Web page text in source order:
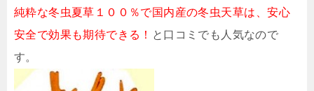
純粋な冬虫夏草１００％で国内産の冬虫天草は、安心
安全で効果も期待できる！ と口コミでも人気なので
す。